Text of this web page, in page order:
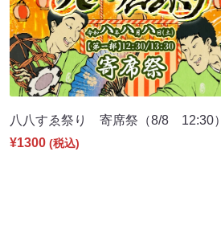
八八すゑ祭り 寄席祭（8/8 12:30）
¥1300 (税込)